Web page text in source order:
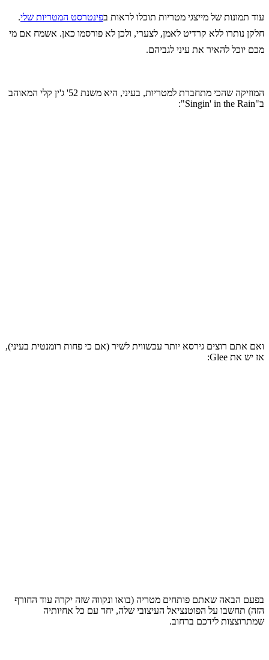
עוד תמונות של מייצגי מטריות תוכלו לראות ב פינטרסט המטריות שלי.
חלקן נותרו ללא קרדיט לאמן, לצערי, ולכן לא פורסמו כאן. אשמח אם מי
מכם יוכל להאיר את עיני לגביהם.
המוזיקה שהכי מתחברת למטריות, בעיני, היא משנת 52' ג'ין קלי המאוהב
ב"Singin' in the Rain":
ואם אתם רוצים גירסא יותר עכשווית לשיר (אם כי פחות רומנטית בעיני),
אז יש את Glee:
בפעם הבאה שאתם פותחים מטריה (בואו ונקווה שזה יקרה עוד החורף
הזה) תחשבו על הפוטנציאל העיצובי שלה, יחד עם כל אחיותיה
שמתרוצצות לידכם ברחוב.